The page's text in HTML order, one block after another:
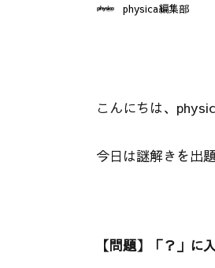
physica編集部
こんにちは、
今日は謎解きを出
【問題】「？」に